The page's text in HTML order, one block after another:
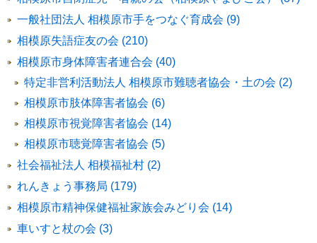
一般社団法人 相模原市手をつなぐ育成会 (9)
相模原失語症友の会 (210)
相模原市身体障害者連合会 (40)
特定非営利活動法人 相模原市難聴者協会・土の会 (2)
相模原市肢体障害者協会 (6)
相模原市視覚障害者協会 (14)
相模原市聴覚障害者協会 (5)
社会福祉法人 相模福祉村 (2)
れんきょう事務局 (179)
相模原市精神保健福祉家族会みどり会 (14)
車いすと杖の会 (3)